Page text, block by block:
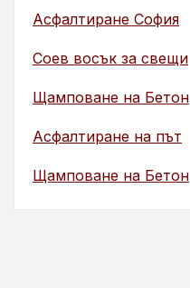
Асфалтиране София
Соев восък за свещи
Щамповане на Бетон
Асфалтиране на път
Щамповане на Бетон